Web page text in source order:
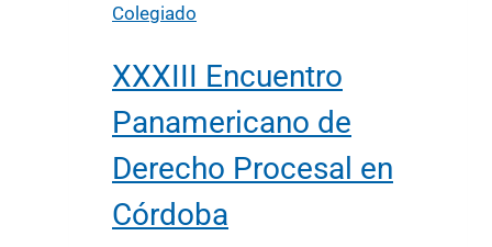
Colegiado
XXXIII Encuentro
Panamericano de
Derecho Procesal en
Córdoba